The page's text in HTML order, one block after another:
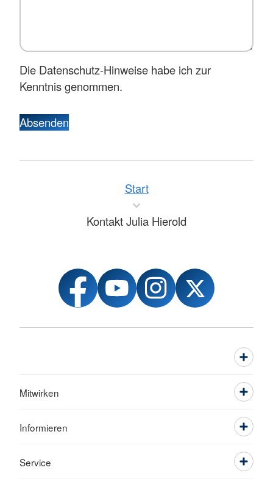
Die Datenschutz-Hinweise habe ich zur
Kenntnis genommen.
Absenden
Start
Kontakt Julia Hierold
Mitwirken
Informieren
Service